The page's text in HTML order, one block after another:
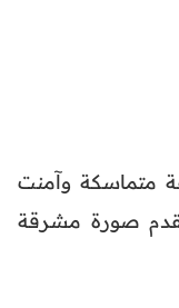
متماسكة وآمنت
صورة مشرقة